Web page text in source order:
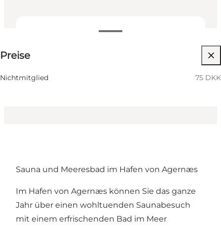
Preise
Nichtmitglied 75 DKK
Freunde, Mein Partner, Mir selbst
Sauna und Meeresbad im Hafen von Agernæs
Im Hafen von Agernæs können Sie das ganze
Jahr über einen wohltuenden Saunabesuch
mit einem erfrischenden Bad im Meer